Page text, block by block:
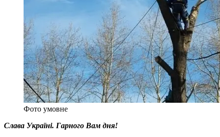
Фото умовне
Слава Україні. Гарного Вам дня!